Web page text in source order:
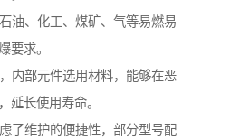
油、化工、煤矿、气等易燃易
要求。
内部元件选用材料，能够在恶
延长使用寿命。
了维护的便捷性，部分型号配